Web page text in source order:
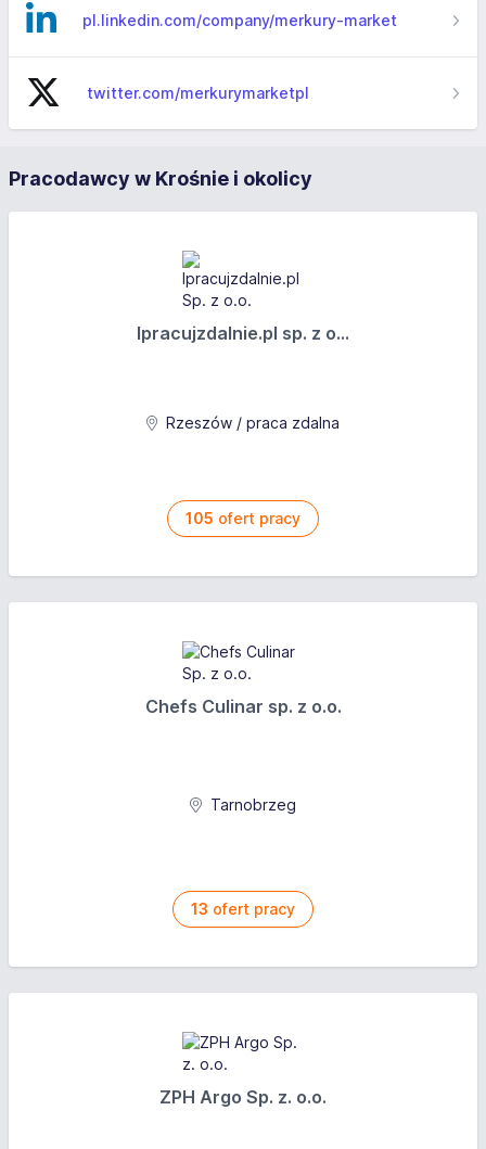
pl.linkedin.com/company/merkury-market
twitter.com/merkurymarketpl
Pracodawcy w Krośnie i okolicy
Ipracujzdalnie.pl sp. z o...
Rzeszów / praca zdalna
105 ofert pracy
Chefs Culinar sp. z o.o.
Tarnobrzeg
13 ofert pracy
ZPH Argo Sp. z. o.o.